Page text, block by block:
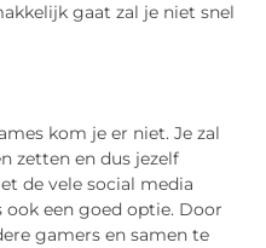
gaat zal je niet snel
kom je er niet. Je zal
zetten en dus jezelf
de vele social media
een goed optie. Door
gamers en samen te